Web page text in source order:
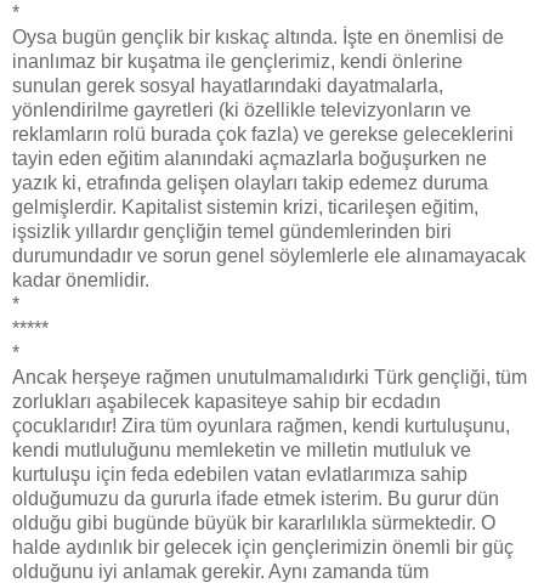
*
Oysa bugün gençlik bir kıskaç altında. İşte en önemlisi de
inanlımaz bir kuşatma ile gençlerimiz, kendi önlerine
sunulan gerek sosyal hayatlarındaki dayatmalarla,
yönlendirilme gayretleri (ki özellikle televizyonların ve
reklamların rolü burada çok fazla) ve gerekse geleceklerini
tayin eden eğitim alanındaki açmazlarla boğuşurken ne
yazık ki, etrafında gelişen olayları takip edemez duruma
gelmişlerdir. Kapitalist sistemin krizi, ticarileşen eğitim,
işsizlik yıllardır gençliğin temel gündemlerinden biri
durumundadır ve sorun genel söylemlerle ele alınamayacak
kadar önemlidir.
*
*****
*
Ancak herşeye rağmen unutulmamalıdırki Türk gençliği, tüm
zorlukları aşabilecek kapasiteye sahip bir ecdadın
çocuklarıdır! Zira tüm oyunlara rağmen, kendi kurtuluşunu,
kendi mutluluğunu memleketin ve milletin mutluluk ve
kurtuluşu için feda edebilen vatan evlatlarımıza sahip
olduğumuzu da gururla ifade etmek isterim. Bu gurur dün
olduğu gibi bugünde büyük bir kararlılıkla sürmektedir. O
halde aydınlık bir gelecek için gençlerimizin önemli bir güç
olduğunu iyi anlamak gerekir. Aynı zamanda tüm